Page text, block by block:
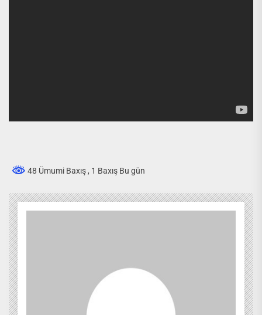
48 Ümumi Baxış, 1 Baxış Bu gün